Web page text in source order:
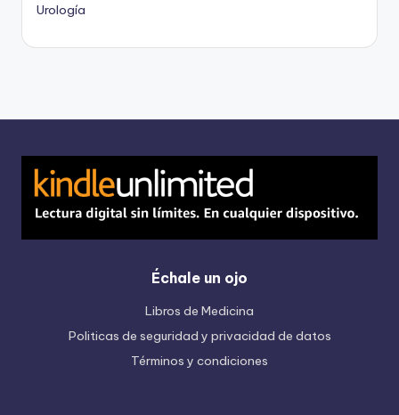
Urología
Échale un ojo
Libros de Medicina
Politicas de seguridad y privacidad de datos
Términos y condiciones